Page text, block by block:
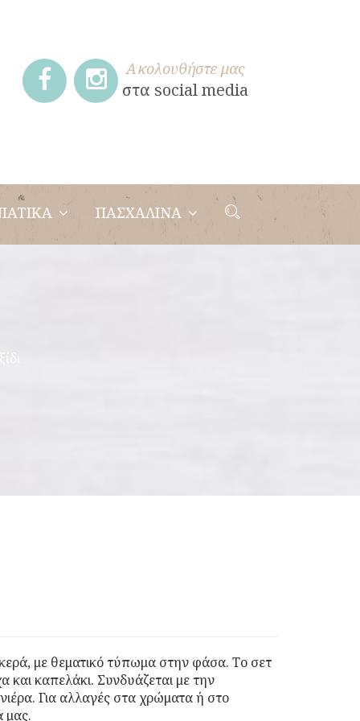
Ακολουθήστε μας
στα social media
ΠΑΣΧΑΛΙΝΑ
με θεματικό τύπωμα στην φάσα. Το σετ
και καπελάκι. Συνδυάζεται με την
Για αλλαγές στα χρώματα ή στο
μας.